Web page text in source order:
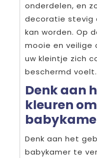
onderdelen, en
decoratie stevig
kan worden. Op
mooie en veilige
uw kleintje zich
beschermd voelt.
Denk aan
kleuren
Denk aan het
babykamer te